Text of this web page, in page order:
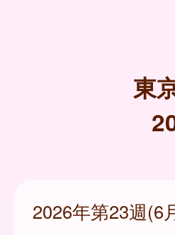
東
2026年第23週(6